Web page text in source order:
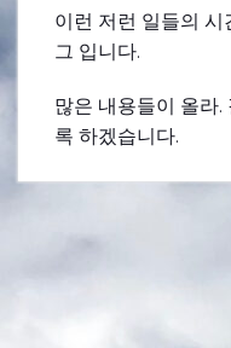
이런 저런 일들의
그 입니다.
많은 내용들이 올라
록 하겠습니다.